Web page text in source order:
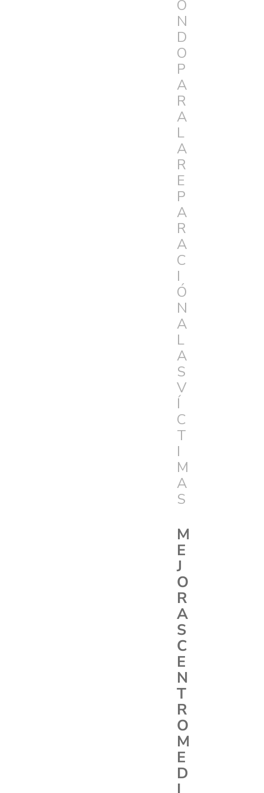
O
N
D
O
P
A
R
A
L
A
R
E
P
A
R
A
C
I
Ó
N
A
L
A
S
V
Í
C
T
I
M
A
S
M
E
J
O
R
A
S
C
E
N
T
R
O
M
E
D